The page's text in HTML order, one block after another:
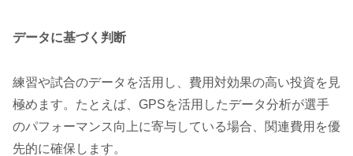
データに基づく判断
練習や試合のデータを活用し、費用対効果の高い投資を見
極めます。たとえば、GPSを活用したデータ分析が選手
のパフォーマンス向上に寄与している場合、関連費用を優
先的に確保します。